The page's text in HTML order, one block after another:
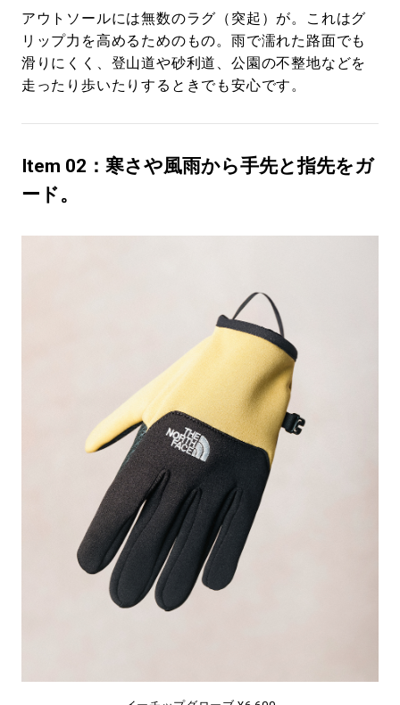
アウトソールには無数のラグ（突起）が。これはグ
リップ力を高めるためのもの。雨で濡れた路面でも
滑りにくく、登山道や砂利道、公園の不整地などを
走ったり歩いたりするときでも安心です。
Item 02：寒さや風雨から手先と指先をガ
ード。